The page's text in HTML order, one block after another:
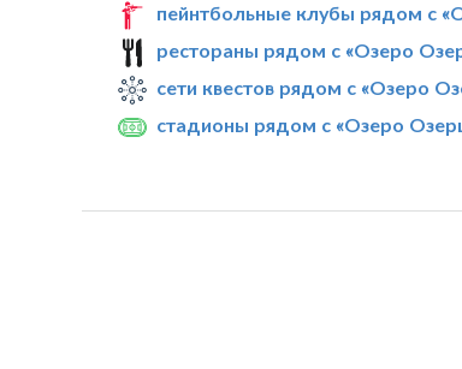
пейнтбольные клубы рядом с
рестораны рядом с «Озеро
сети квестов рядом с «Озеро
стадионы рядом с «Озеро